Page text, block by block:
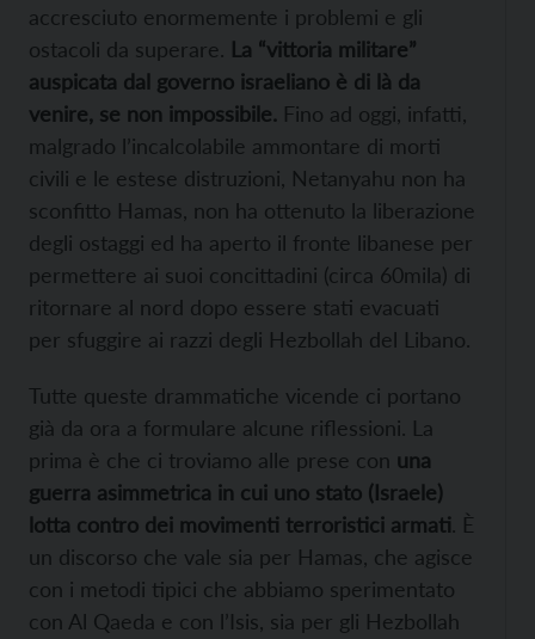
accresciuto enormemente i problemi e gli
ostacoli da superare. La “vittoria militare”
auspicata dal governo israeliano è di là da
venire, se non impossibile. Fino ad oggi, infatti,
malgrado l’incalcolabile ammontare di morti
civili e le estese distruzioni, Netanyahu non ha
sconfitto Hamas, non ha ottenuto la liberazione
degli ostaggi ed ha aperto il fronte libanese per
permettere ai suoi concittadini (circa 60mila) di
ritornare al nord dopo essere stati evacuati
per sfuggire ai razzi degli Hezbollah del Libano.
Tutte queste drammatiche vicende ci portano
già da ora a formulare alcune riflessioni. La
prima è che ci troviamo alle prese con una
guerra asimmetrica in cui uno stato (Israele)
lotta contro dei movimenti terroristici armati. È
un discorso che vale sia per Hamas, che agisce
con i metodi tipici che abbiamo sperimentato
con Al Qaeda e con l’Isis, sia per gli Hezbollah